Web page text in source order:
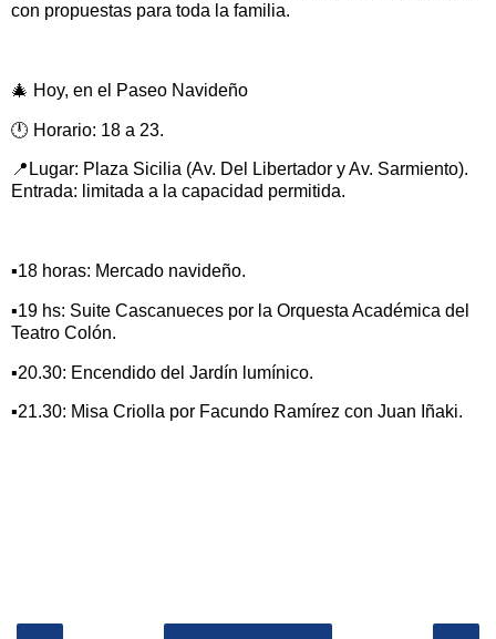
con propuestas para toda la familia.
🎄 Hoy, en el Paseo Navideño
🕛 Horario: 18 a 23.
📍Lugar: Plaza Sicilia (Av. Del Libertador y Av. Sarmiento).
Entrada: limitada a la capacidad permitida.
▪️18 horas: Mercado navideño.
▪️19 hs: Suite Cascanueces por la Orquesta Académica del
Teatro Colón.
▪️20.30: Encendido del Jardín lumínico.
▪️21.30: Misa Criolla por Facundo Ramírez con Juan Iñaki.